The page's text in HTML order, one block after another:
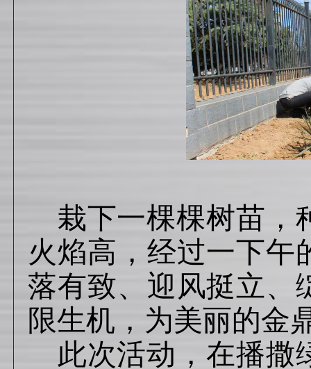
栽下一棵棵树苗，
火焰高，经过一下午
落有致、迎风挺立、
限生机，为美丽的金
此次活动，在播撒